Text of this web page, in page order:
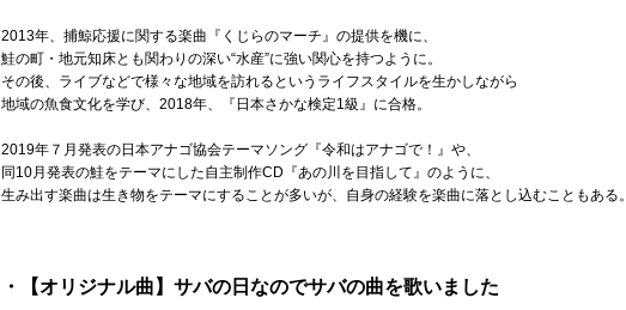
2013年、捕鯨応援に関する楽曲『くじらのマーチ』の提供を機に、
鮭の町・地元知床とも関わりの深い“水産”に強い関心を持つように。
その後、ライブなどで様々な地域を訪れるというライフスタイルを生かしながら
地域の魚食文化を学び、2018年、『日本さかな検定1級』に合格。
2019年７月発表の日本アナゴ協会テーマソング『令和はアナゴで！』や、
同10月発表の鮭をテーマにした自主制作CD『あの川を目指して』のように、
生み出す楽曲は生き物をテーマにすることが多いが、自身の経験を楽曲に落とし込むこともある。
・【オリジナル曲】サバの日なのでサバの曲を歌いました